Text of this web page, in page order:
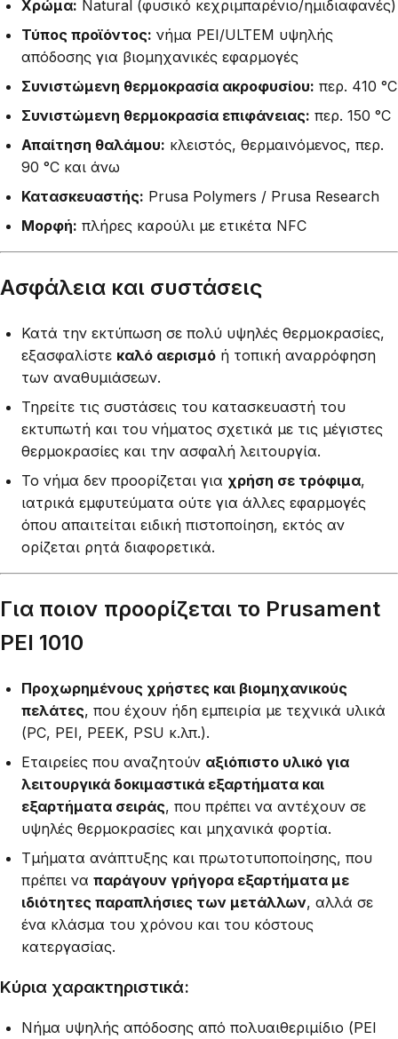
Χρώμα: Natural (φυσικό κεχριμπαρένιο/ημιδιαφανές)
Τύπος προϊόντος: νήμα PEI/ULTEM υψηλής
απόδοσης για βιομηχανικές εφαρμογές
Συνιστώμενη θερμοκρασία ακροφυσίου: περ. 410 °C
Συνιστώμενη θερμοκρασία επιφάνειας: περ. 150 °C
Απαίτηση θαλάμου: κλειστός, θερμαινόμενος, περ.
90 °C και άνω
Κατασκευαστής: Prusa Polymers / Prusa Research
Μορφή: πλήρες καρούλι με ετικέτα NFC
Ασφάλεια και συστάσεις
Κατά την εκτύπωση σε πολύ υψηλές θερμοκρασίες,
εξασφαλίστε καλό αερισμό ή τοπική αναρρόφηση
των αναθυμιάσεων.
Τηρείτε τις συστάσεις του κατασκευαστή του
εκτυπωτή και του νήματος σχετικά με τις μέγιστες
θερμοκρασίες και την ασφαλή λειτουργία.
Το νήμα δεν προορίζεται για χρήση σε τρόφιμα,
ιατρικά εμφυτεύματα ούτε για άλλες εφαρμογές
όπου απαιτείται ειδική πιστοποίηση, εκτός αν
ορίζεται ρητά διαφορετικά.
Για ποιον προορίζεται το Prusament
PEI 1010
Προχωρημένους χρήστες και βιομηχανικούς
πελάτες, που έχουν ήδη εμπειρία με τεχνικά υλικά
(PC, PEI, PEEK, PSU κ.λπ.).
Εταιρείες που αναζητούν αξιόπιστο υλικό για
λειτουργικά δοκιμαστικά εξαρτήματα και
εξαρτήματα σειράς, που πρέπει να αντέχουν σε
υψηλές θερμοκρασίες και μηχανικά φορτία.
Τμήματα ανάπτυξης και πρωτοτυποποίησης, που
πρέπει να παράγουν γρήγορα εξαρτήματα με
ιδιότητες παραπλήσιες των μετάλλων, αλλά σε
ένα κλάσμα του χρόνου και του κόστους
κατεργασίας.
Κύρια χαρακτηριστικά:
Νήμα υψηλής απόδοσης από πολυαιθεριμίδιο (PEI